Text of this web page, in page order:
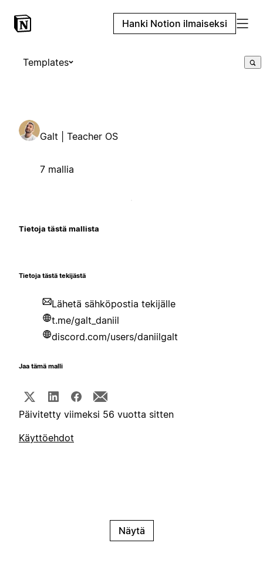
Hanki Notion ilmaiseksi
Templates
Galt | Teacher OS
7 mallia
Tietoja tästä mallista
Tietoja tästä tekijästä
Lähetä sähköpostia tekijälle
t.me/galt_daniil
discord.com/users/daniilgalt
Jaa tämä malli
Päivitetty viimeksi 56 vuotta sitten
Käyttöehdot
Näytä